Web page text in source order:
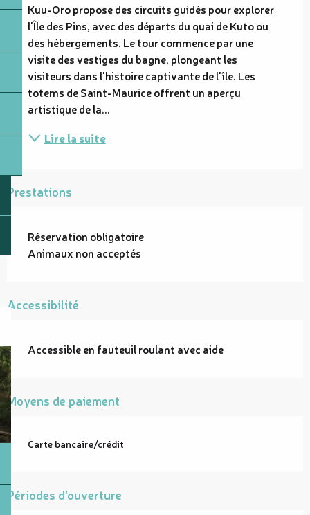
Kuu-Oro propose des circuits guidés pour explorer
l'Île des Pins, avec des départs du quai de Kuto ou
des hébergements. Le tour commence par une
visite des vestiges du bagne, plongeant les
visiteurs dans l'histoire captivante de l'île. Les
totems de Saint-Maurice offrent un aperçu
artistique de la...
Lire la suite
Prestations
Réservation obligatoire
Animaux non acceptés
Accessibilité
Accessible en fauteuil roulant avec aide
Moyens de paiement
Carte bancaire/crédit
Périodes d'ouverture